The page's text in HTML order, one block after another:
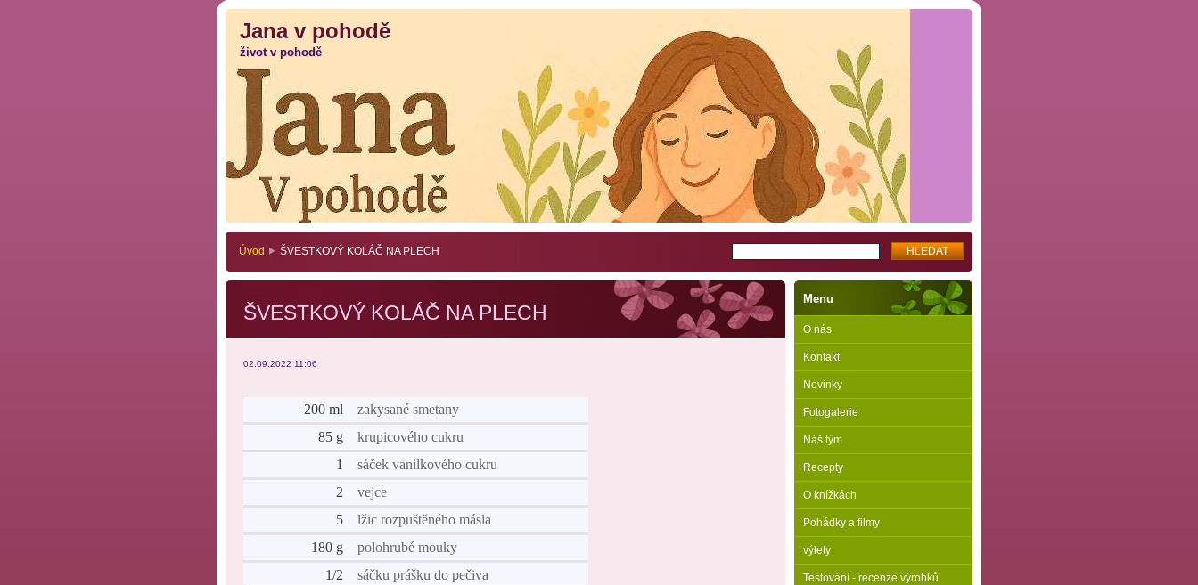
Jana v pohodě
Jana v pohodě
život v pohodě
život v pohodě
Úvod ŠVESTKOVÝ KOLÁČ NA PLECH
ŠVESTKOVÝ KOLÁČ NA PLECH
02.09.2022 11:06
200 ml
zakysané smetany
85 g
krupicového cukru
1
sáček vanilkového cukru
2
vejce
5
lžic rozpuštěného másla
180 g
polohrubé mouky
1/2
sáčku prášku do pečiva
Menu
O nás
Kontakt
Novinky
Fotogalerie
Náš tým
Recepty
O knížkách
Pohádky a filmy
výlety
Testování - recenze výrobků